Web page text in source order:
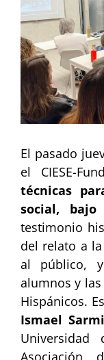
más
grande
El pasado
el CIESE-
técnicas
social,
testimonio
del relato a
al público,
alumnos y
Hispánicos.
Ismael
Asociación